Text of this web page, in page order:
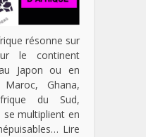
résonne sur
le continent
Japon ou en
Ghana,
du Sud,
multiplient en
Lire